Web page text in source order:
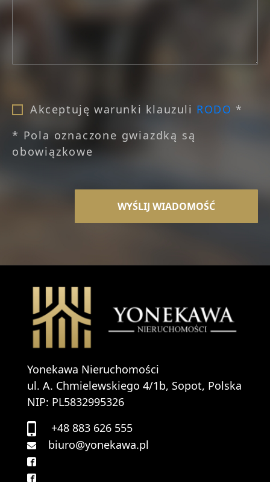
Akceptuję warunki klauzuli RODO *
* Pola oznaczone gwiazdką są
obowiązkowe
Yonekawa Nieruchomości
ul. A. Chmielewskiego 4/1b, Sopot, Polska
NIP: PL5832995326
+48 883 626 555
biuro@yonekawa.pl